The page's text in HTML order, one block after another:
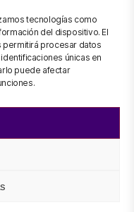
tecnologías como
del dispositivo. El
permitirá procesar datos
únicas en
puede afectar